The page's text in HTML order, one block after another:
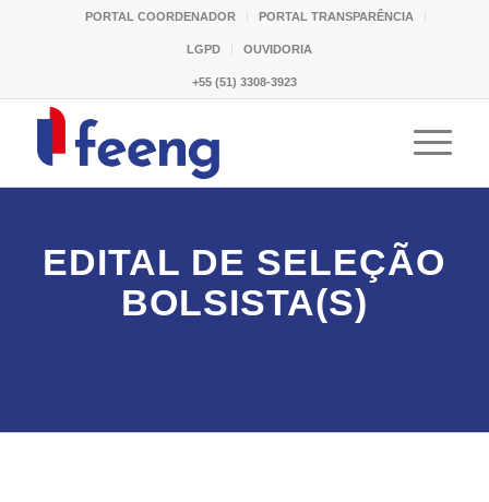
PORTAL COORDENADOR PORTAL TRANSPARÊNCIA
LGPD OUVIDORIA
+55 (51) 3308-3923
EDITAL DE SELEÇÃO
BOLSISTA(S)